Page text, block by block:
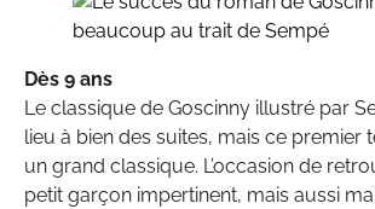
Dès 9 ans
Le classique de Goscinny illustré par
lieu à bien des suites, mais ce premier
un grand classique. L’occasion de
petit garçon impertinent, mais aussi